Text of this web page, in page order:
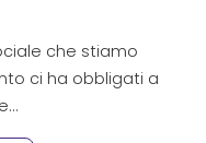
che stiamo
ci ha obbligati a